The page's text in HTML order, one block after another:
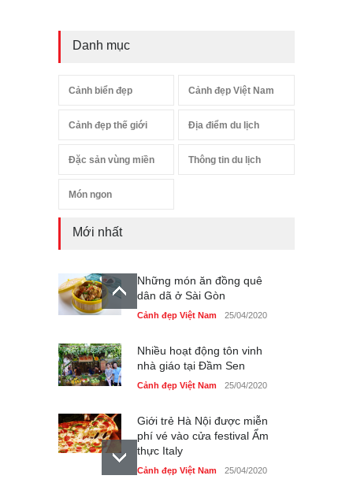
Danh mục
Cảnh biển đẹp Cảnh đẹp Việt Nam
Cảnh đẹp thế giới Địa điểm du lịch
Đặc sản vùng miền Thông tin du lịch
Món ngon
Mới nhất
Những món ăn đồng quê
dân dã ở Sài Gòn
Cảnh đẹp Việt Nam 25/04/2020
Nhiều hoạt động tôn vinh
nhà giáo tại Đầm Sen
Cảnh đẹp Việt Nam 25/04/2020
Giới trẻ Hà Nội được miễn
phí vé vào cửa festival Ẩm
thực Italy
Cảnh đẹp Việt Nam 25/04/2020